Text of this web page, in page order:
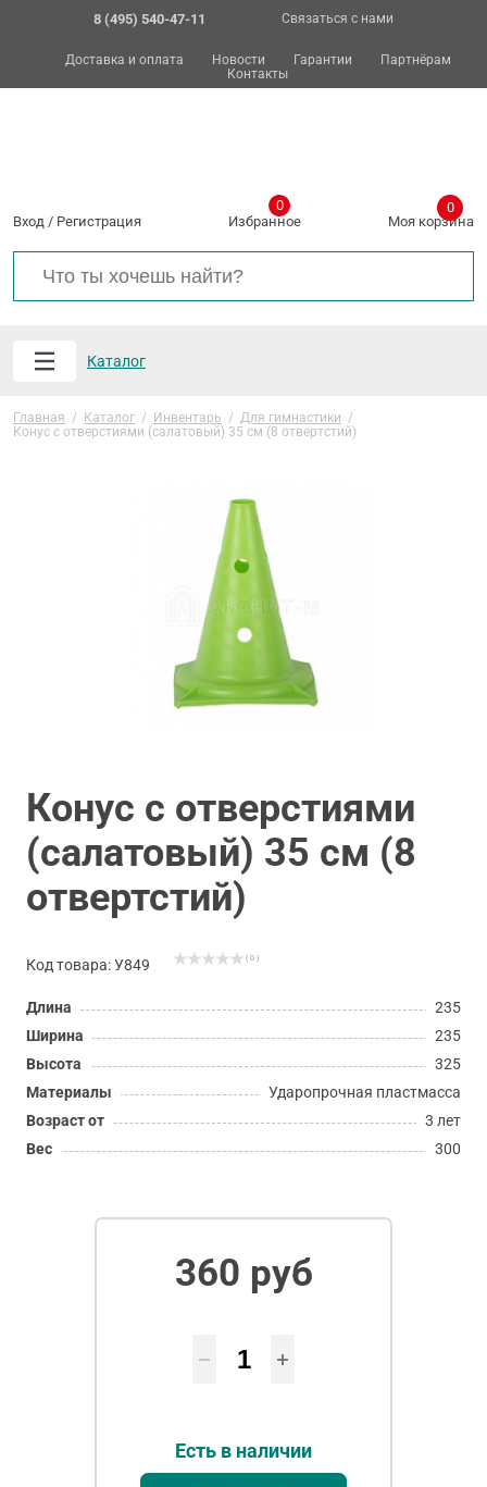
8 (495) 540-47-11 Связаться с нами
Доставка и оплата Новости Гарантии
Партнёрам
Контакты
Вход / Регистрация Избранное
0
Моя корзина
0
Каталог
Главная / Каталог / Инвентарь / Для гимнастики /
Конус с отверстиями (салатовый) 35 см (8 отвертстий)
Конус с отверстиями
(салатовый) 35 см (8
отвертстий)
Код товара: У849 ( 0 )
Длина
235
Ширина
235
Высота
325
Материалы
Ударопрочная пластмасса
Возраст от
3 лет
Вес
300
360 руб
Есть в наличии